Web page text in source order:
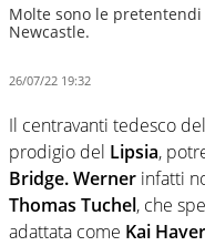
Molte sono le
Newcastle.
26/07/22 19:32
Il centravanti tedesco del
prodigio del Lipsia,
Bridge.Werner infatti
Thomas Tuchel, che
adattata come Kai